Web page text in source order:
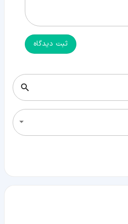
ثبت دیدگاه